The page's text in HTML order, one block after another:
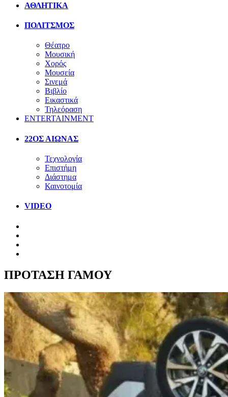
ΑΘΛΗΤΙΚΑ
ΠΟΛΙΤΣΜΟΣ
Θέατρο
Μουσική
Χορός
Μουσεία
Σινεμά
Βιβλίο
Εικαστικά
Τηλεόραση
ENTERTAINMENT
22ΟΣ ΑΙΩΝΑΣ
Τεχνολογία
Επιστήμη
Διάστημα
Καινοτομία
VIDEO
ΠΡΟΤΑΣΗ ΓΑΜΟΥ